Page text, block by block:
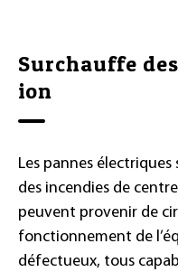
Surchauffe
ion
Les pannes
des incendies de
peuvent provenir de
fonctionnement de
défectueux, tous